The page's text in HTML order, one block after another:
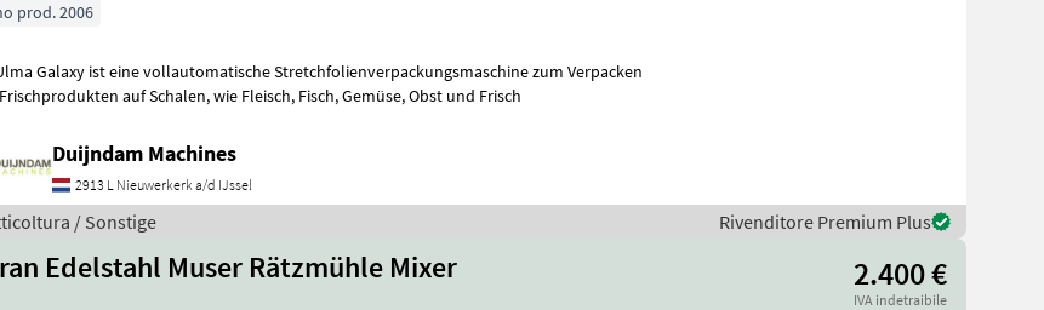
prod. 2006
Galaxy ist eine vollautomatische Stretchfolienverpackungsmaschine zum Verpacken
von Frischprodukten auf Schalen, wie Fleisch, Fisch, Gemüse, Obst und Frisch
Duijndam Machines
2913 L Nieuwerkerk a/d IJssel
/ Sonstige Rivenditore Premium Plus
Edelstahl Muser Rätzmühle Mixer 2.400 €
IVA indetraibile